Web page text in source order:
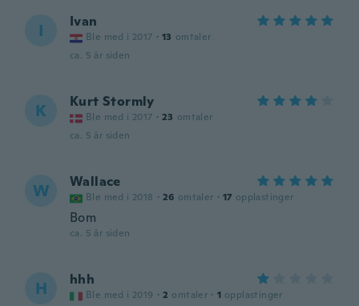
I Ivan
Ble med i 2017 · 13 omtaler
ca. 5 år siden
K Kurt Stormly
Ble med i 2017 · 23 omtaler
ca. 5 år siden
W Wallace
Ble med i 2018 · 26 omtaler · 17 opplastinger
Bom
ca. 5 år siden
H hhh
Ble med i 2019 · 2 omtaler · 1 opplastinger